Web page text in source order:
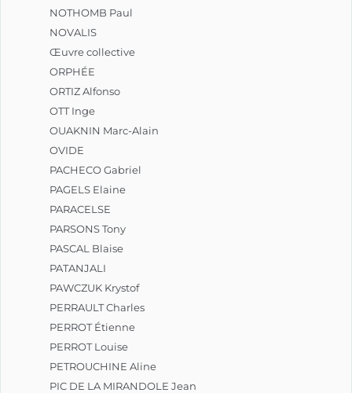
NOTHOMB Paul
NOVALIS
Œuvre collective
ORPHÉE
ORTIZ Alfonso
OTT Inge
OUAKNIN Marc-Alain
OVIDE
PACHECO Gabriel
PAGELS Elaine
PARACELSE
PARSONS Tony
PASCAL Blaise
PATANJALI
PAWCZUK Krystof
PERRAULT Charles
PERROT Étienne
PERROT Louise
PETROUCHINE Aline
PIC DE LA MIRANDOLE Jean